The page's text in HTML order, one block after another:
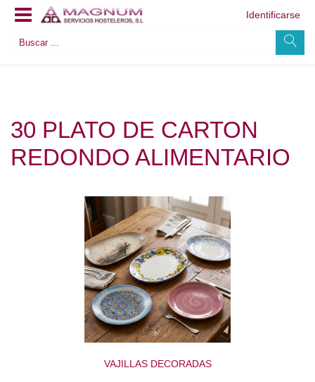
Identificarse
30 PLATO DE CARTON
REDONDO ALIMENTARIO
VAJILLAS DECORADAS